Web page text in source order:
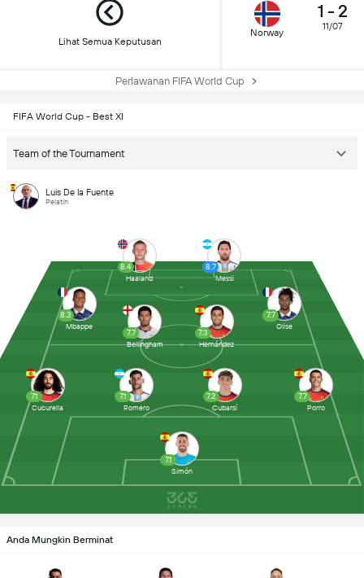
Lihat Semua Keputusan
Norway
1 - 2
11/07
Perlawanan FIFA World Cup
FIFA World Cup - Best XI
Team of the Tournament
Luis De la Fuente
Pelatih
7.1
Cucurella
8.3
Mbappe
7.3
Hernández
7.2
Cubarsí
7.7
Bellingham
7.7
Porro
8.4
Haaland
7.7
Olise
7.1
Romero
7.1
Simón
8.7
Messi
Anda Mungkin Berminat